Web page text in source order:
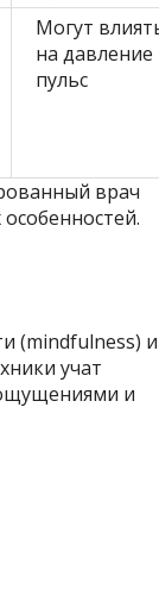
Могут
на давление
пульс
врач
(mindfulness) и
учат
и